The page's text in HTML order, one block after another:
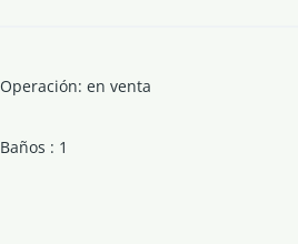
Operación: en venta
Baños : 1